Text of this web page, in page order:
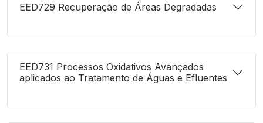
EED729 Recuperação de Áreas Degradadas
EED731 Processos Oxidativos Avançados
aplicados ao Tratamento de Águas e Efluentes